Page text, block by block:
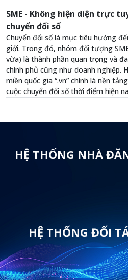
SME - Không hiện diện trực
chuyển đổi số
Chuyển đổi số là mục tiêu hướng
giới. Trong đó, nhóm đối tượng
vừa) là thành phần quan trọng và
chính phủ cũng như doanh nghiệp.
miền quốc gia “.vn” chính là nền
cuộc chuyển đổi số thời điểm hiện
HỆ THỐNG NHÀ
HỆ THỐNG ĐỐI